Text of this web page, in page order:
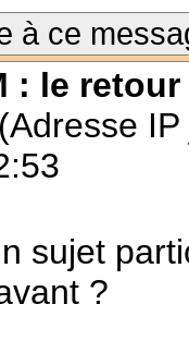
à ce
: le retour
(Adresse
sujet
?